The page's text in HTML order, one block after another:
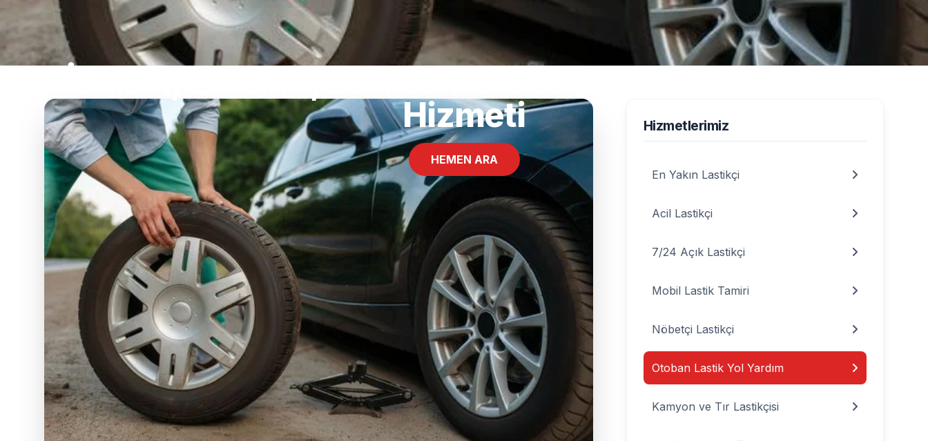
Hizmeti
HEMEN ARA
Hizmetlerimiz
En Yakın Lastikçi
Acil Lastikçi
7/24 Açık Lastikçi
Mobil Lastik Tamiri
Nöbetçi Lastikçi
Otoban Lastik Yol Yardım
Kamyon ve Tır Lastikçisi